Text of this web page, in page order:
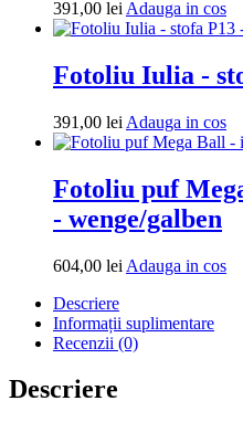
391,00 lei Adauga in cos
in
Fotoliu Iulia -
391,00 lei Adauga in cos
in
Fotoliu puf
- wenge/galben
604,00 lei Adauga in cos
Descriere
Informații suplimentare
Recenzii (0)
Descriere